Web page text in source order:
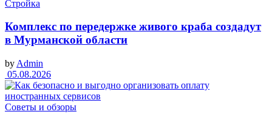
Стройка
Комплекс по передержке живого краба создадут
в Мурманской области
by Admin
05.08.2026
Советы и обзоры